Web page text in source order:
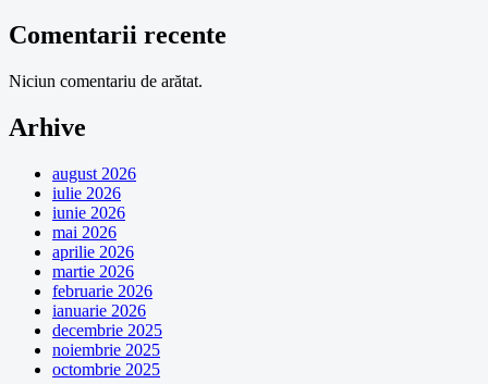
Comentarii recente
Niciun comentariu de arătat.
Arhive
august 2026
iulie 2026
iunie 2026
mai 2026
aprilie 2026
martie 2026
februarie 2026
ianuarie 2026
decembrie 2025
noiembrie 2025
octombrie 2025